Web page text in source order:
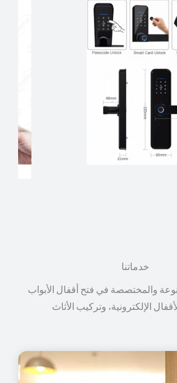
خدماتنا
والمختصصة في فتح أقفال الأبواب